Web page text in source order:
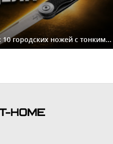
10 городских ножей с тонким...